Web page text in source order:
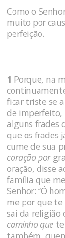
Como o
muito por
perfeição.
1 Porque, na
ficar triste se
de imperfeito,
alguns frades
que os frades
cume de sua
coração por
oração, disse
família que
Senhor: “Ó
me por que
sai da religião
caminho que te
também,